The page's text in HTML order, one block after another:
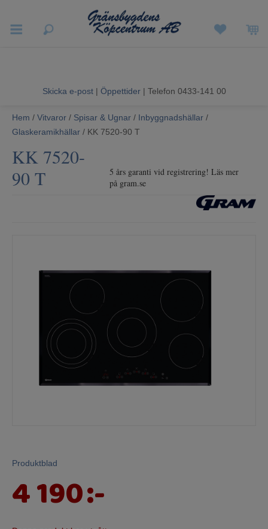
Sommarrea
Vitvaror
Mina sidor
Skicka e-post | Öppettider| Telefon 0433-141 00
Hem / Vitvaror / Spisar & Ugnar / Inbyggnadshällar /
Glaskeramikhällar / KK 7520-90 T
KK 7520-
90 T
5 års garanti vid registrering! Läs mer
på gram.se
Produktblad
4 190:-